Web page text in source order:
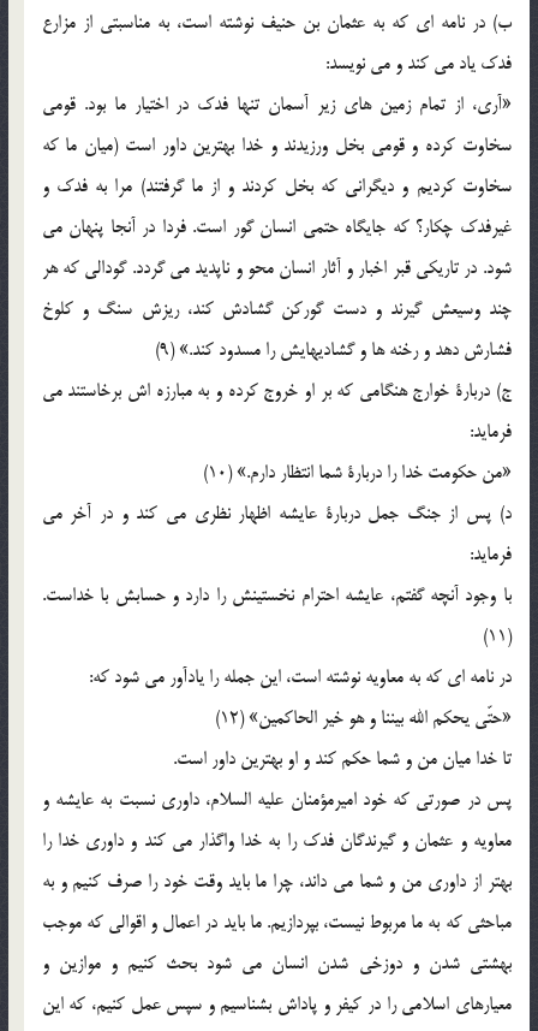
ب) در نامه ای که به عثمان بن حنیف نوشته است، به مناسبتی از مزارع
فدک یاد می کند و می نویسد:
«آری، از تمام زمین های زیر آسمان تنها فدک در اختیار ما بود. قومی
سخاوت کرده و قومی بخل ورزیدند و خدا بهترین داور است (میان ما که
سخاوت کردیم و دیگرانی که بخل کردند و از ما گرفتند) مرا به فدک و
غیرفدک چکار؟ که جایگاه حتمی انسان گور است. فردا در آنجا پنهان می
شود. در تاریکی قبر اخبار و‌ آثار انسان محو و ناپدید می گردد. گودالی که هر
چند وسیعش گیرند و دست گورکن گشادش کند، ریزش سنگ و کلوخ
فشارش دهد و رخنه ها و گشادیهایش را مسدود کند.» (9)
ج) دربارة خوارج هنگامی که بر او خروج کرده و به مبارزه اش برخاستند می
فرماید:
«من حکومت خدا را دربارة شما انتظار دارم.» (10)
د) پس از جنگ جمل دربارة عایشه اظهار نظری می کند و در آخر می
فرماید:
با وجود آنچه گفتم، عایشه احترام نخستینش را دارد و حسابش با خداست.
(11)
در نامه ای که به معاویه نوشته است، این جمله را یادآور می شود که:
«حتّی یحکم الله بیننا و هو خیر الحاکمین» (12)
تا خدا میان من و شما حکم کند و او بهترین داور است.
پس در صورتی که خود امیرمؤمنان علیه السلام، داوری نسبت به عایشه و
معاویه و عثمان و گیرندگان فدک را به خدا واگذار می کند و داوری خدا را
بهتر از داوری من و شما می داند، چرا ما باید وقت خود را صرف کنیم و به
مباحثی که به ما مربوط نیست، بپردازیم. ما باید در اعمال و اقوالی که موجب
بهشتی شدن و دوزخی شدن انسان می شود بحث کنیم و موازین و
معیارهای اسلامی را در کیفر و پاداش بشناسیم و سپس عمل کنیم، که این